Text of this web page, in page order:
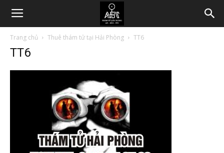
Trang chủ Thuê thám tử tại Hải Phòng TT6
TT6